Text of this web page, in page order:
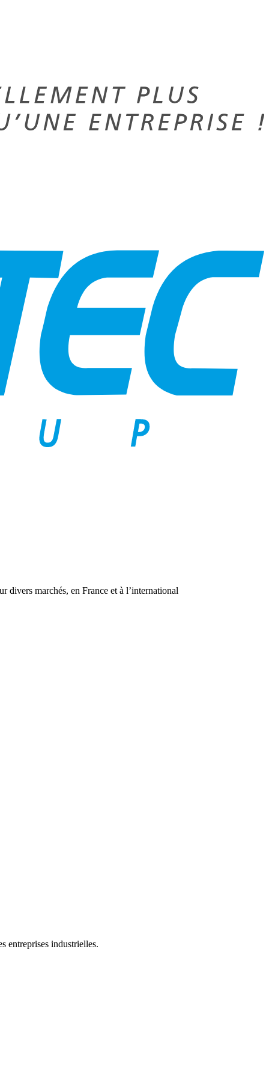
divers marchés, en France et à l’international
entreprises industrielles.